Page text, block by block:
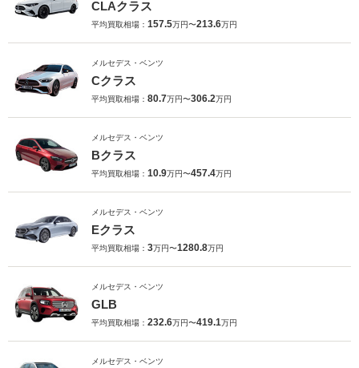
CLAクラス
平均買取相場： 157.5万円〜213.6万円
メルセデス・ベンツ
Cクラス
平均買取相場： 80.7万円〜306.2万円
メルセデス・ベンツ
Bクラス
平均買取相場： 10.9万円〜457.4万円
メルセデス・ベンツ
Eクラス
平均買取相場： 3万円〜1280.8万円
メルセデス・ベンツ
GLB
平均買取相場： 232.6万円〜419.1万円
メルセデス・ベンツ